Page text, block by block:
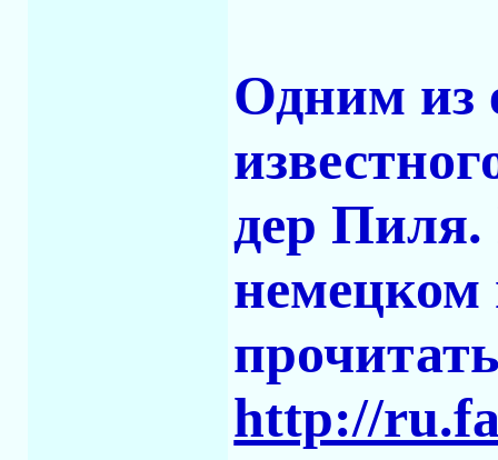
Одним из
дер Пиля.
немецком
http://